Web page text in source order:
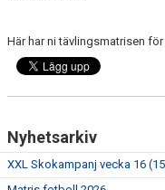
FRÅGOR OM SPORTADMIN
Här har ni tävlingsmatrisen
Nyhetsarkiv
XXL Skokampanj vecka 16